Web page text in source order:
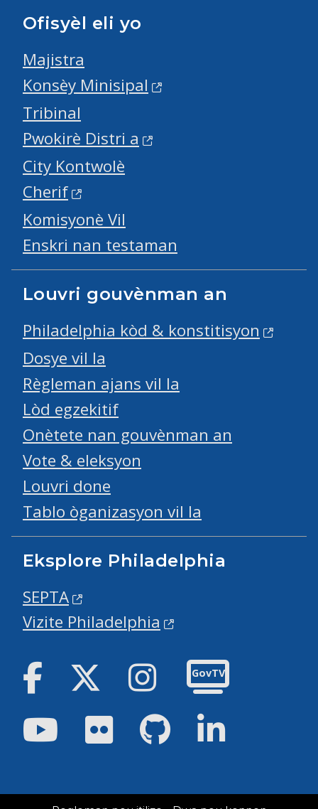
Ofisyèl eli yo
Majistra
Konsèy Minisipal
Tribinal
Pwokirè Distri a
City Kontwolè
Cherif
Komisyonè Vil
Enskri nan testaman
Louvri gouvènman an
Philadelphia kòd & konstitisyon
Dosye vil la
Règleman ajans vil la
Lòd egzekitif
Onètete nan gouvènman an
Vote & eleksyon
Louvri done
Tablo òganizasyon vil la
Eksplore Philadelphia
SEPTA
Vizite Philadelphia
Facebook Twitter Instagram
GovTV
YoutubeFlickr GitHub